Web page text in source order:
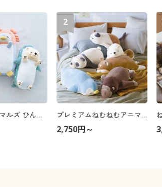
ねむねむアニマルズ ひんやり抱き枕
2
プレミアムねむねむアニマルズ 抱き枕
2,750円～